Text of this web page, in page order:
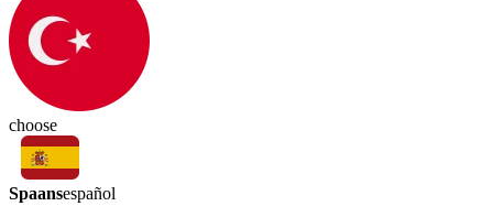
choose
Spaansespañol